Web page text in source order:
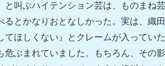
と叫ぶハイテンション芸は、ものまね
るとかなりおとなしかった。実は、織
てほしくない』とクレームが入ってい
危ぶまれていました。もちろん、その